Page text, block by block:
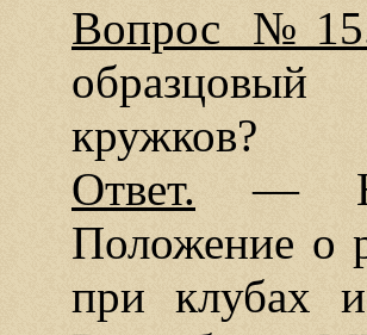
Вопрос
образцовый
кружков?
Ответ. —
Положение о
при клубах и